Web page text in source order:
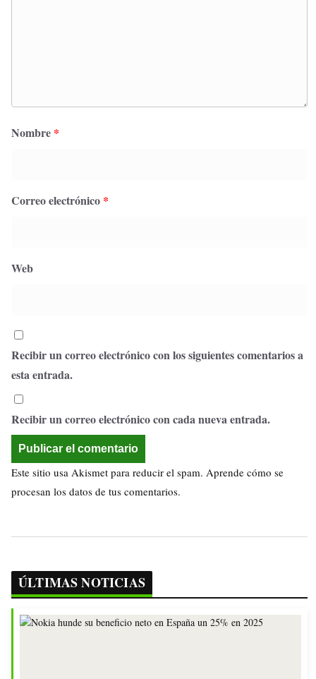
Nombre *
Correo electrónico *
Web
Recibir un correo electrónico con los siguientes comentarios a
esta entrada.
Recibir un correo electrónico con cada nueva entrada.
Este sitio usa Akismet para reducir el spam. Aprende cómo se
procesan los datos de tus comentarios.
ÚLTIMAS NOTICIAS